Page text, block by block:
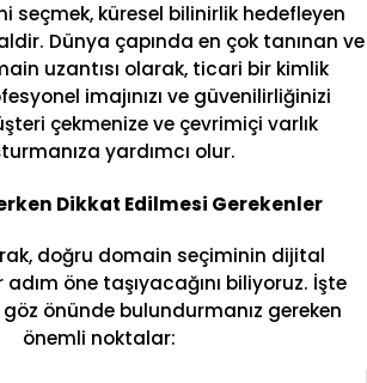
seçmek, küresel bilinirlik hedefleyen
Dünya çapında en çok tanınan ve
uzantısı olarak, ticari bir kimlik
imajınızı ve güvenilirliğinizi
çekmenize ve çevrimiçi varlık
yardımcı olur.
Dikkat Edilmesi Gerekenler
doğru domain seçiminin dijital
öne taşıyacağını biliyoruz. İşte
önünde bulundurmanız gereken
önemli noktalar: